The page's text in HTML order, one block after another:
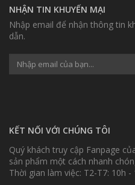
NHẬN TIN KHUYẾN MẠI
Nhập email để nhận thông tin
dẫn.
KẾT NỐI VỚI CHÚNG TÔI
Quý khách truy cập Fanpage
sản phẩm một cách nhanh
Thời gian làm việc: T2-T7: 10h -